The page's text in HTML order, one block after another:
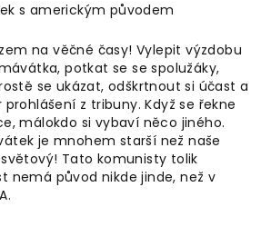
s americkým původem
na věčné časy! Vylepit výzdobu
potkat se se spolužáky,
se ukázat, odškrtnout si účast a
z tribuny. Když se řekne
málokdo si vybaví něco jiného.
je mnohem starší než naše
Tato komunisty tolik
nemá původ nikde jinde, než v